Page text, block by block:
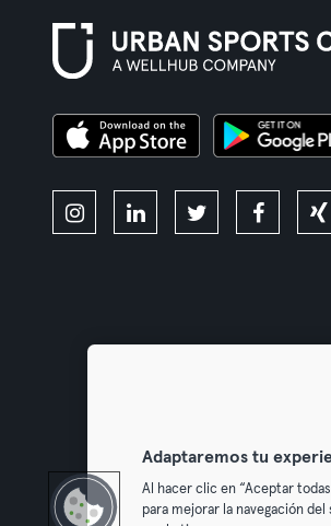
Adaptaremos tu
Al hacer clic en “Aceptar
para mejorar la navegación